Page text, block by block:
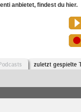
anbietet, findest du hier.
Podcasts zuletzt gespielte